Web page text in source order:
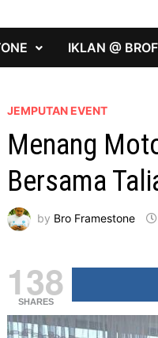
IKLAN @
JEMPUTAN EVENT
Menang
Bersama
by Bro Framestone
138
SHARES